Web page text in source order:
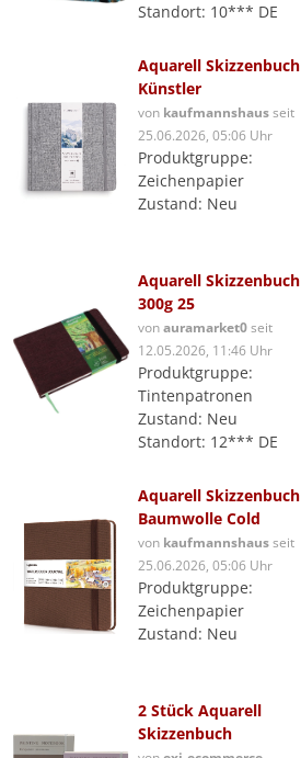
Standort: 10*** DE
Aquarell Skizzenbuch
Künstler
von kaufmannshausseit
25.06.2026, 05:06 Uhr
Produktgruppe:
Zeichenpapier
Zustand: Neu
Aquarell Skizzenbuch
300g 25
vonauramarket0seit
12.05.2026, 11:46 Uhr
Produktgruppe:
Tintenpatronen
Zustand: Neu
Standort: 12*** DE
Aquarell Skizzenbuch
Baumwolle Cold
von kaufmannshausseit
25.06.2026, 05:06 Uhr
Produktgruppe:
Zeichenpapier
Zustand: Neu
2 Stück Aquarell
Skizzenbuch